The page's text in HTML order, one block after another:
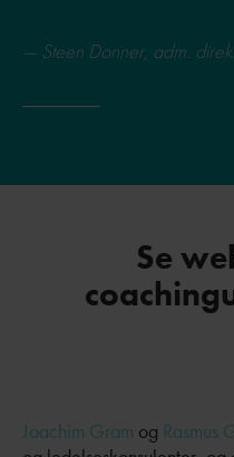
Steen Donner, adm.
Se
Joachim Gram og Rasmus